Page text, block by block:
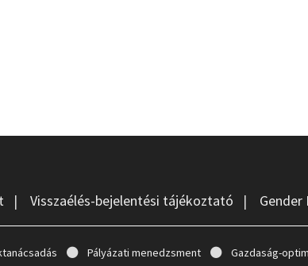
|Visszaélés-bejelentési tájékoztató | Gender
Pályázati menedzsment Gazdaság-